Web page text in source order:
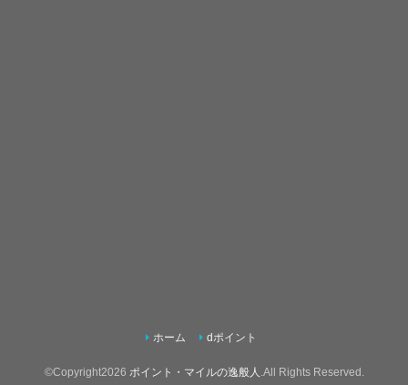
ホーム dポイント
©Copyright2026 ポイント・マイルの逸般人 .All Rights Reserved.